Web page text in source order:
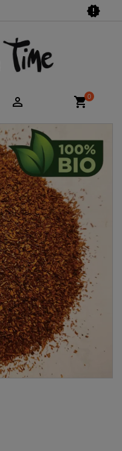
new_releases
 shopping_cart0